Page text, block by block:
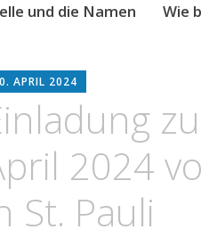
und die Namen Wie
APRIL 2024
2024
St. Pauli